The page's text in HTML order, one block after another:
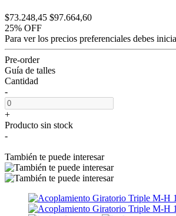
$73.248,45 $97.664,60
25% OFF
Para ver los precios preferenciales debes
Pre-order
Guía de talles
Cantidad
-
+
Producto sin stock
-
También te puede interesar